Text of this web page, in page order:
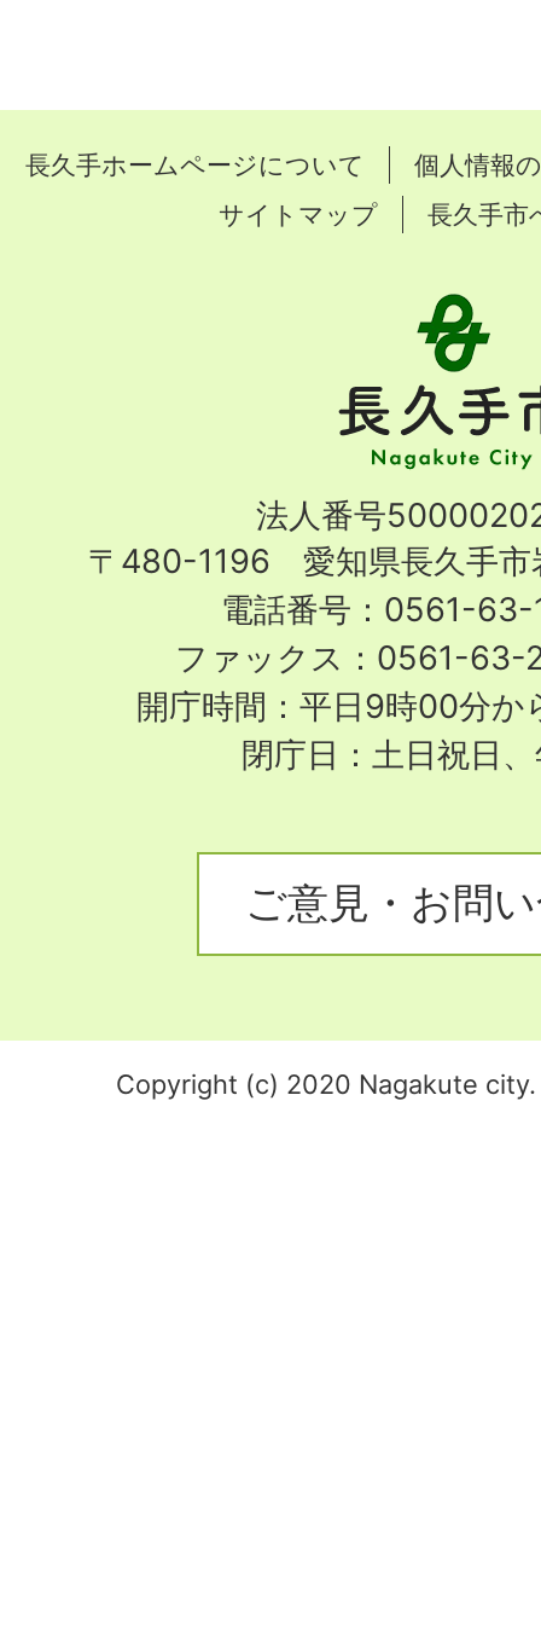
長久手ホームページについて
個人情報
サイトマップ
長久手市
手
市
City
法人番号
〒480-1196 愛知県長久手市
電話番号：0561-63-
ファックス：0561-63-
開庁時間：平日9時00分か
閉庁日：土日祝日
ご意見・お問
Copyright (c) 2020 Nagakute